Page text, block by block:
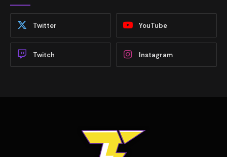
Twitter YouTube
Twitch Instagram